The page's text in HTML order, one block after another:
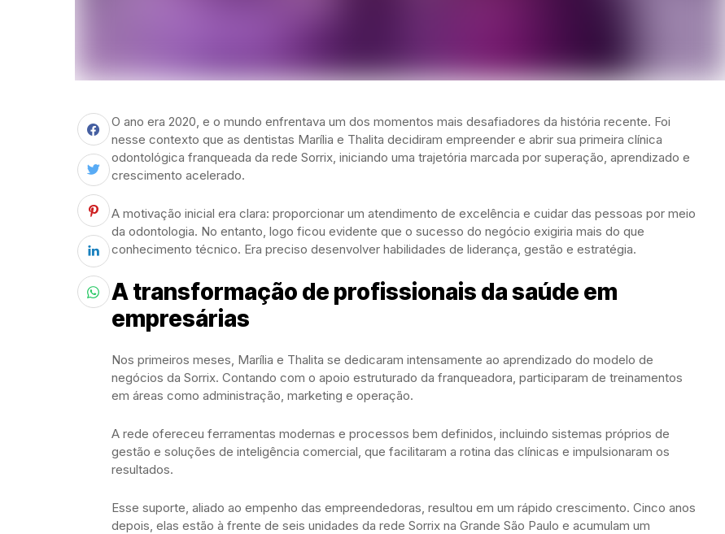
O ano era 2020, e o mundo enfrentava um dos momentos mais desafiadores da história recente. Foi
nesse contexto que as dentistas Marília e Thalita decidiram empreender e abrir sua primeira clínica
odontológica franqueada da rede Sorrix, iniciando uma trajetória marcada por superação, aprendizado e
crescimento acelerado.
A motivação inicial era clara: proporcionar um atendimento de excelência e cuidar das pessoas por meio
da odontologia. No entanto, logo ficou evidente que o sucesso do negócio exigiria mais do que
conhecimento técnico. Era preciso desenvolver habilidades de liderança, gestão e estratégia.
A transformação de profissionais da saúde em
empresárias
Nos primeiros meses, Marília e Thalita se dedicaram intensamente ao aprendizado do modelo de
negócios da Sorrix. Contando com o apoio estruturado da franqueadora, participaram de treinamentos
em áreas como administração, marketing e operação.
A rede ofereceu ferramentas modernas e processos bem definidos, incluindo sistemas próprios de
gestão e soluções de inteligência comercial, que facilitaram a rotina das clínicas e impulsionaram os
resultados.
Esse suporte, aliado ao empenho das empreendedoras, resultou em um rápido crescimento. Cinco anos
depois, elas estão à frente de seis unidades da rede Sorrix na Grande São Paulo e acumulam um